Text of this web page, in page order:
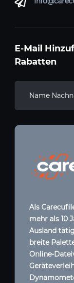
E-Mail
Rabatten
Als
mehr als 10
Ausland
breite
Online-